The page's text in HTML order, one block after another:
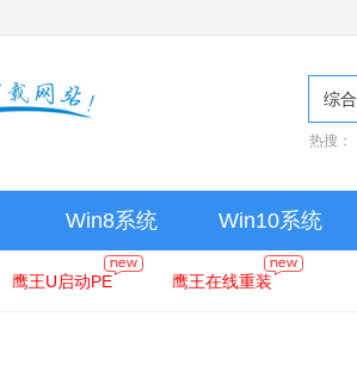
综合
热搜：
Win8系统 Win10系统
鹰王U启动PE 鹰王在线重装